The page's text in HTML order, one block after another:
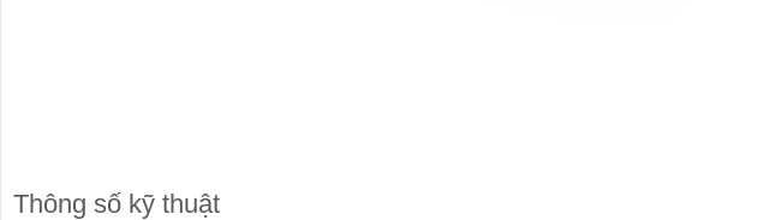
Thông số kỹ thuật